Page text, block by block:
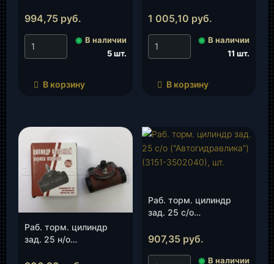
994,75 руб.
◉ В наличии
5 шт.
В корзину
1 005,10 руб.
◉ В наличии
11 шт.
В корзину
Раб. торм. цилиндр
зад. 25 н/о
Раб. торм. цилиндр
зад. 25 с/о
(3151-3502040), шт.
907,35 руб.
◉ В наличии